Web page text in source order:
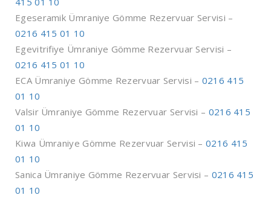
Egeseramik Ümraniye Gömme Rezervuar Servisi –
0216 415 01 10
Egevitrifiye Ümraniye Gömme Rezervuar Servisi –
0216 415 01 10
ECA Ümraniye Gömme Rezervuar Servisi – 0216 415
01 10
Valsir Ümraniye Gömme Rezervuar Servisi – 0216 415
01 10
Kiwa Ümraniye Gömme Rezervuar Servisi – 0216 415
01 10
Sanica Ümraniye Gömme Rezervuar Servisi – 0216 415
01 10